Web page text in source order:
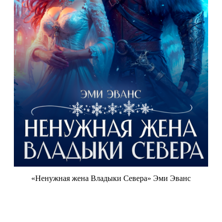
«Ненужная жена Владыки Севера» Эми Эванс